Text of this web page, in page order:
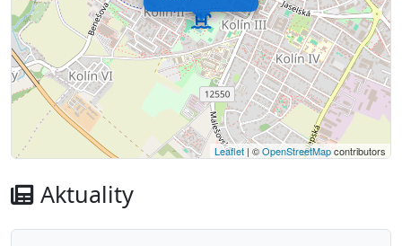
Leaflet | ©OpenStreetMapcontributors
Aktuality